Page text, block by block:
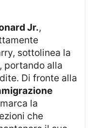
Jr.,
sottolinea la
, portando alla
Di fronte alla
la
che